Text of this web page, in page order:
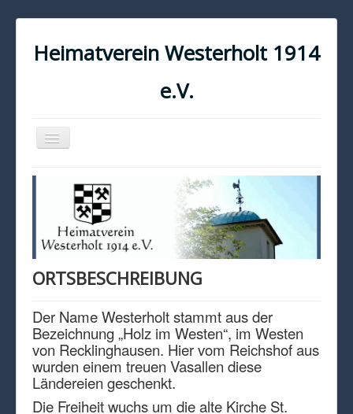
Heimatverein Westerholt 1914
e.V.
Navigation
an/aus
KONTAKT
IMPRESSUM
DATENSCHUTZ
ORTSBESCHREIBUNG
Der Name Westerholt stammt aus der
Bezeichnung „Holz im Westen“, im Westen
von Recklinghausen. Hier vom Reichshof aus
wurden einem treuen Vasallen diese
Ländereien geschenkt.
Die Freiheit wuchs um die alte Kirche St.